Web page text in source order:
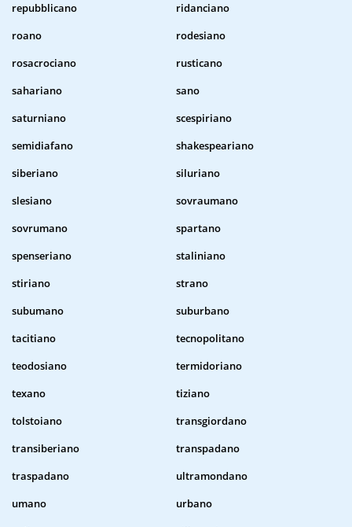
repubblicano
ridanciano
roano
rodesiano
rosacrociano
rusticano
sahariano
sano
saturniano
scespiriano
semidiafano
shakespeariano
siberiano
siluriano
slesiano
sovraumano
sovrumano
spartano
spenseriano
staliniano
stiriano
strano
subumano
suburbano
tacitiano
tecnopolitano
teodosiano
termidoriano
texano
tiziano
tolstoiano
transgiordano
transiberiano
transpadano
traspadano
ultramondano
umano
urbano